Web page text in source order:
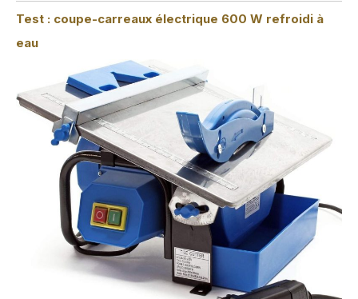
Test : coupe-carreaux électrique 600 W refroidi à
eau